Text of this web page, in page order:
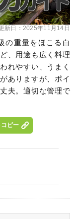
新日： 2025年11月14日
の重量をほこる白
、用途も広く料理
れやすい、うまく
ありますが、ポイ
夫。適切な管理で
ピー